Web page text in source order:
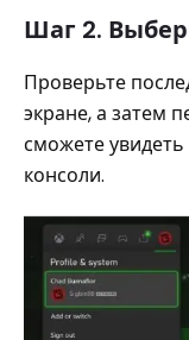
Шаг 2.
Проверьте
экране, а затем
сможете
консоли.